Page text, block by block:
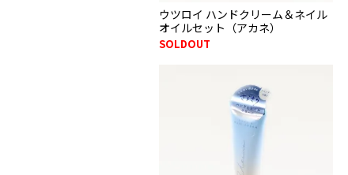
ウツロイ ハンドクリーム＆ネイル
オイルセット（アカネ）
SOLDOUT